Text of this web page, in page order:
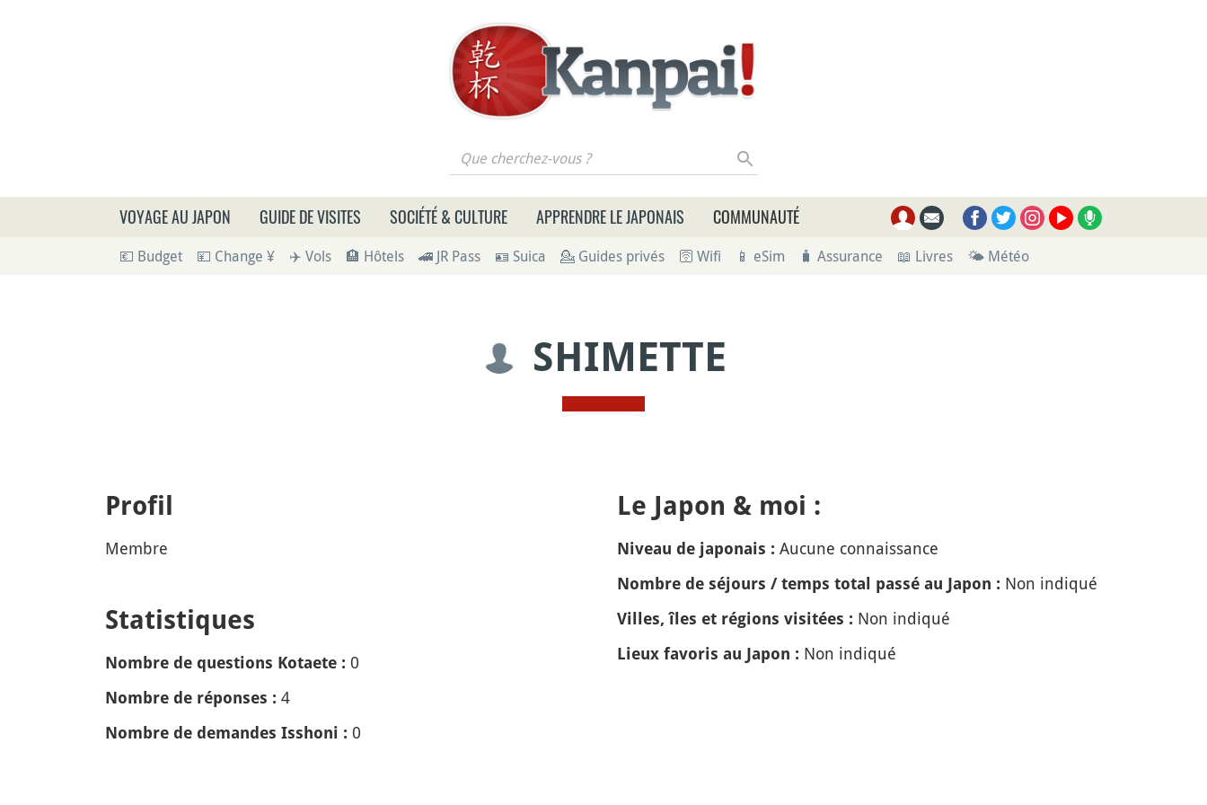
Que cherchez-vous ?
VOYAGE AU JAPON GUIDE DE VISITES SOCIÉTÉ & CULTURE APPRENDRE LE JAPONAIS COMMUNAUTÉ
💶 Budget 💴 Change ¥ ✈️ Vols 🏨 Hôtels 🚄 JR Pass 🪪 Suica 💁 Guides privés 🛜 Wifi 📱 eSim 🧳 Assurance 📖 Livres 🌤 Météo
SHIMETTE
Profil
Membre
Statistiques
Nombre de questions Kotaete : 0
Nombre de réponses : 4
Nombre de demandes Isshoni : 0
Le Japon & moi :
Niveau de japonais : Aucune connaissance
Nombre de séjours / temps total passé au Japon : Non indiqué
Villes, îles et régions visitées : Non indiqué
Lieux favoris au Japon : Non indiqué